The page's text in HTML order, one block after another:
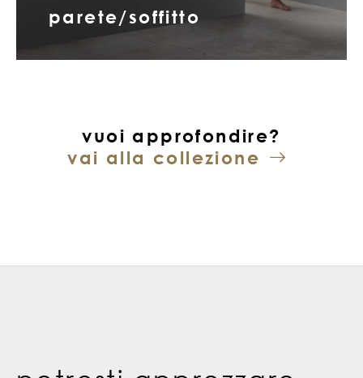
parete/soffitto
vuoi approfondire?
vai alla collezione